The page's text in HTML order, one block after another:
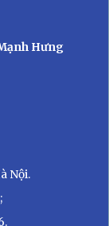
Hưng
Nội.